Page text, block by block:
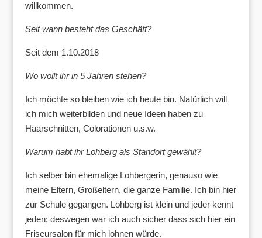
willkommen.
Seit wann besteht das Geschäft?
Seit dem 1.10.2018
Wo wollt ihr in 5 Jahren stehen?
Ich möchte so bleiben wie ich heute bin. Natürlich will
ich mich weiterbilden und neue Ideen haben zu
Haarschnitten, Colorationen u.s.w.
Warum habt ihr Lohberg als Standort gewählt?
Ich selber bin ehemalige Lohbergerin, genauso wie
meine Eltern, Großeltern, die ganze Familie. Ich bin hier
zur Schule gegangen. Lohberg ist klein und jeder kennt
jeden; deswegen war ich auch sicher dass sich hier ein
Friseursalon für mich lohnen würde.